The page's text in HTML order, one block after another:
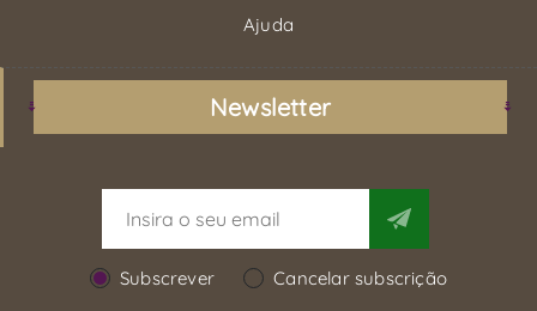
Ajuda
Newsletter
Subscrever Cancelar subscrição